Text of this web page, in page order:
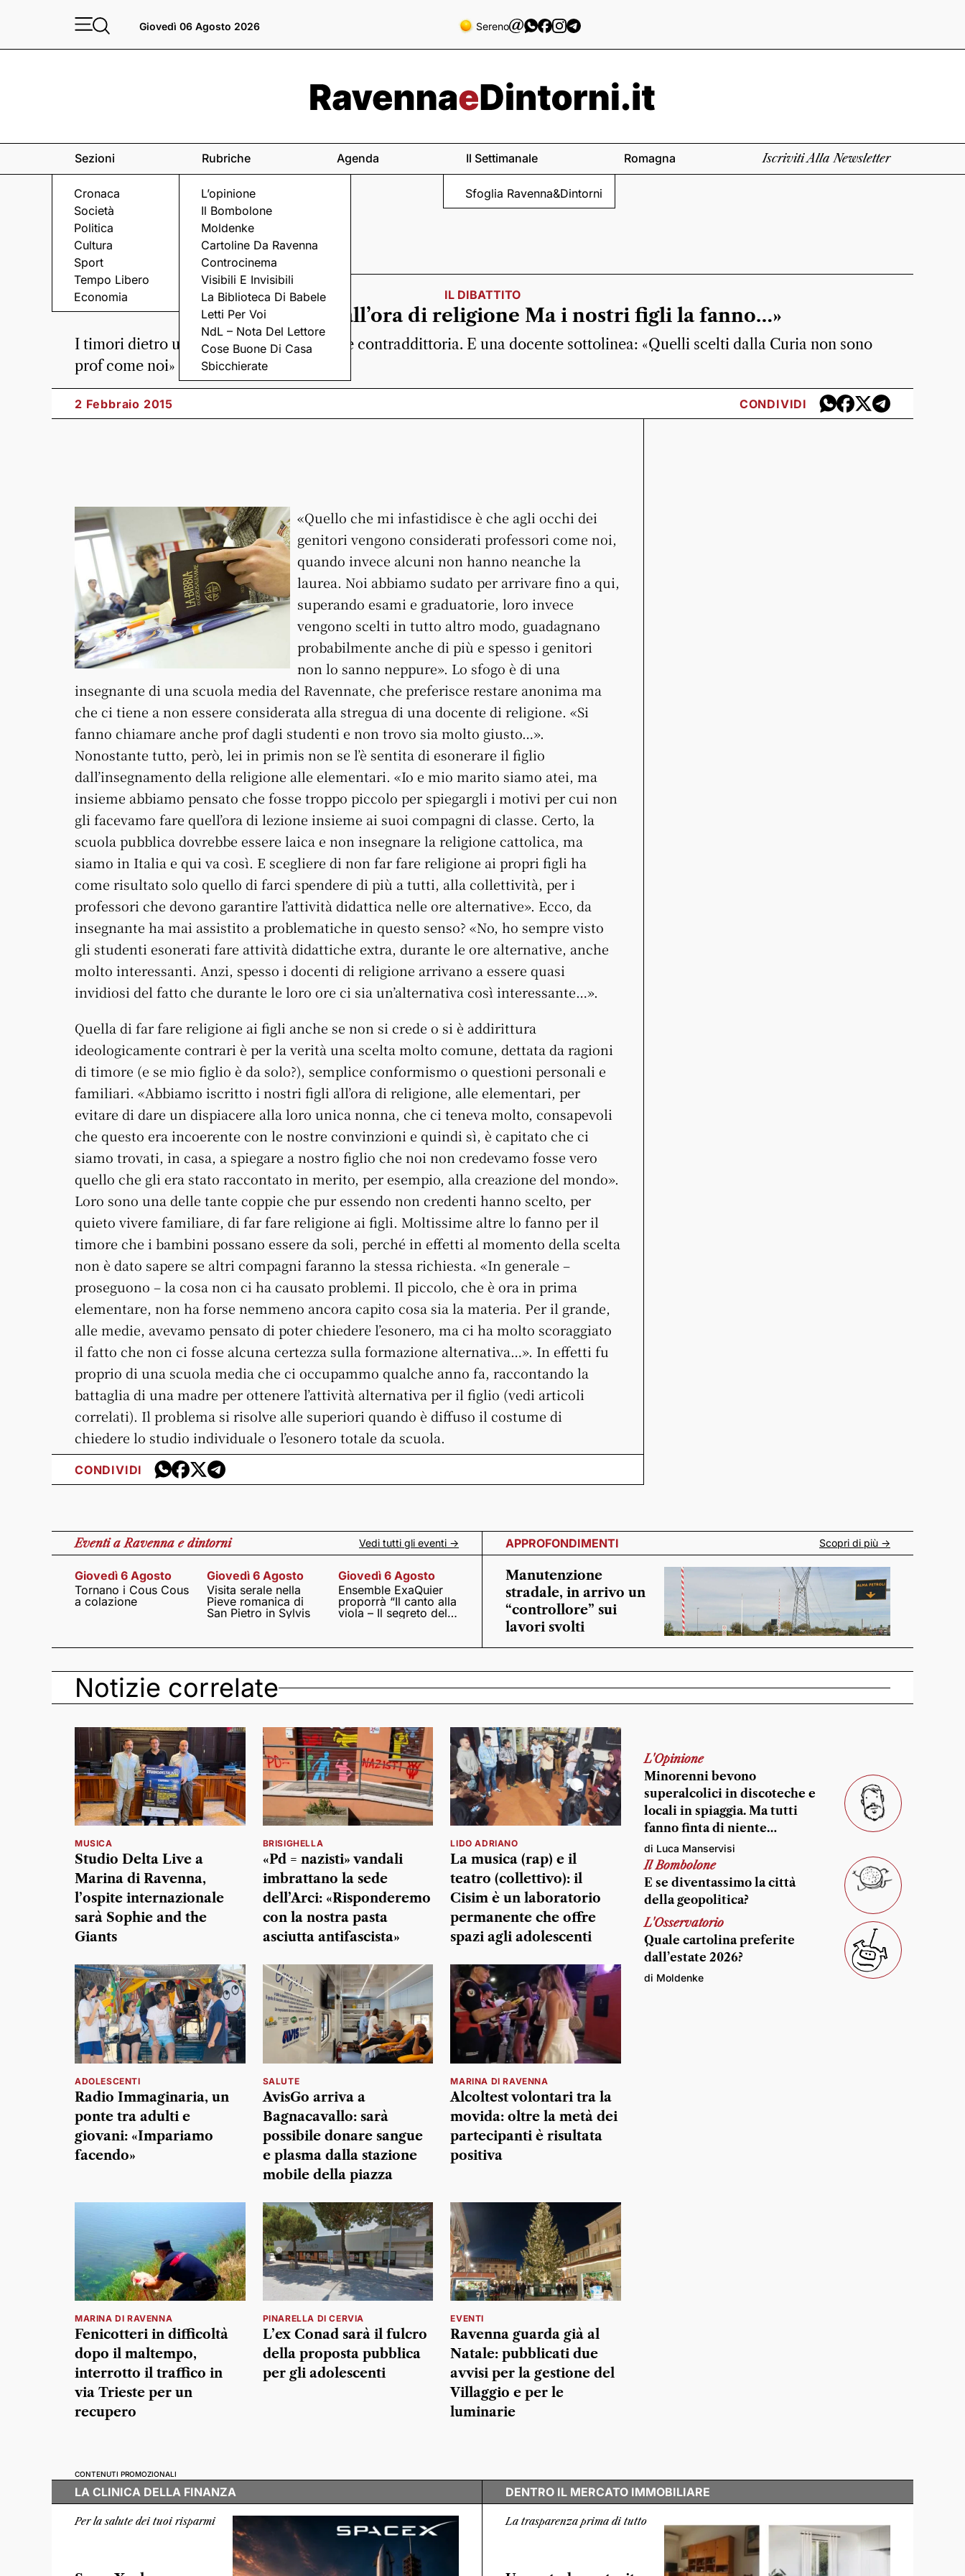
Giovedì 06 Agosto 2026 Sereno
Sezioni
Cronaca
Società
Politica
Cultura
Sport
Tempo Libero
Economia
Rubriche
L’opinione
Il Bombolone
Moldenke
Cartoline Da Ravenna
Controcinema
Visibili E Invisibili
La Biblioteca Di Babele
Letti Per Voi
NdL – Nota Del Lettore
Cose Buone Di Casa
Sbicchierate
Agenda Il Settimanale
Sfoglia Ravenna&Dintorni
Romagna Iscriviti Alla Newsletter
IL DIBATTITO
«Siamo contrari all’ora di religione Ma i nostri figli la fanno…»
I timori dietro una scelta apparentemente contraddittoria. E una docente sottolinea: «Quelli scelti dalla Curia non sono
prof come noi»
2 Febbraio 2015 CONDIVIDI
«Quello che mi infastidisce è che agli occhi dei
genitori vengono considerati professori come noi,
quando invece alcuni non hanno neanche la
laurea. Noi abbiamo sudato per arrivare fino a qui,
superando esami e graduatorie, loro invece
vengono scelti in tutto altro modo, guadagnano
probabilmente anche di più e spesso i genitori
non lo sanno neppure». Lo sfogo è di una
insegnante di una scuola media del Ravennate, che preferisce restare anonima ma
che ci tiene a non essere considerata alla stregua di una docente di religione. «Si
fanno chiamare anche prof dagli studenti e non trovo sia molto giusto…».
Nonostante tutto, però, lei in primis non se l’è sentita di esonerare il figlio
dall’insegnamento della religione alle elementari. «Io e mio marito siamo atei, ma
insieme abbiamo pensato che fosse troppo piccolo per spiegargli i motivi per cui non
gli facevamo fare quell’ora di lezione insieme ai suoi compagni di classe. Certo, la
scuola pubblica dovrebbe essere laica e non insegnare la religione cattolica, ma
siamo in Italia e qui va così. E scegliere di non far fare religione ai propri figli ha
come risultato solo quello di farci spendere di più a tutti, alla collettività, per i
professori che devono garantire l’attività didattica nelle ore alternative». Ecco, da
insegnante ha mai assistito a problematiche in questo senso? «No, ho sempre visto
gli studenti esonerati fare attività didattiche extra, durante le ore alternative, anche
molto interessanti. Anzi, spesso i docenti di religione arrivano a essere quasi
invidiosi del fatto che durante le loro ore ci sia un’alternativa così interessante…».
Quella di far fare religione ai figli anche se non si crede o si è addirittura
ideologicamente contrari è per la verità una scelta molto comune, dettata da ragioni
di timore (e se mio figlio è da solo?), semplice conformismo o questioni personali e
familiari. «Abbiamo iscritto i nostri figli all’ora di religione, alle elementari, per
evitare di dare un dispiacere alla loro unica nonna, che ci teneva molto, consapevoli
che questo era incoerente con le nostre convinzioni e quindi sì, è capitato che ci
siamo trovati, in casa, a spiegare a nostro figlio che noi non credevamo fosse vero
quello che gli era stato raccontato in merito, per esempio, alla creazione del mondo».
Loro sono una delle tante coppie che pur essendo non credenti hanno scelto, per
quieto vivere familiare, di far fare religione ai figli. Moltissime altre lo fanno per il
timore che i bambini possano essere da soli, perché in effetti al momento della scelta
non è dato sapere se altri compagni faranno la stessa richiesta. «In generale –
proseguono – la cosa non ci ha causato problemi. Il piccolo, che è ora in prima
elementare, non ha forse nemmeno ancora capito cosa sia la materia. Per il grande,
alle medie, avevamo pensato di poter chiedere l’esonero, ma ci ha molto scoraggiato
il fatto che non ci fosse alcuna certezza sulla formazione alternativa…». In effetti fu
proprio di una scuola media che ci occupammo qualche anno fa, raccontando la
battaglia di una madre per ottenere l’attività alternativa per il figlio (vedi articoli
correlati). Il problema si risolve alle superiori quando è diffuso il costume di
chiedere lo studio individuale o l’esonero totale da scuola.
CONDIVIDI
Eventia Ravenna e dintorni Vedi tutti gli eventi ->
Giovedì 6 Agosto
Tornano i Cous Cous
a colazione
Giovedì 6 Agosto
Visita serale nella
Pieve romanica di
San Pietro in Sylvis
Giovedì 6 Agosto
Ensemble ExaQuier
proporrà “Il canto alla
viola – Il segreto del
APPROFONDIMENTI Scopri di più ->
Manutenzione
stradale, in arrivo un
“controllore” sui
lavori svolti
Notizie correlate
MUSICA
Studio Delta Live a
Marina di Ravenna,
l’ospite internazionale
sarà Sophie and the
Giants
BRISIGHELLA
«Pd = nazisti» vandali
imbrattano la sede
dell’Arci: «Risponderemo
con la nostra pasta
asciutta antifascista»
LIDO ADRIANO
La musica (rap) e il
teatro (collettivo): il
Cisim è un laboratorio
permanente che offre
spazi agli adolescenti
ADOLESCENTI
Radio Immaginaria, un
ponte tra adulti e
giovani: «Impariamo
facendo»
SALUTE
AvisGo arriva a
Bagnacavallo: sarà
possibile donare sangue
e plasma dalla stazione
mobile della piazza
MARINA DI RAVENNA
Alcoltest volontari tra la
movida: oltre la metà dei
partecipanti è risultata
positiva
MARINA DI RAVENNA
Fenicotteri in difficoltà
dopo il maltempo,
interrotto il traffico in
via Trieste per un
recupero
PINARELLA DI CERVIA
L’ex Conad sarà il fulcro
della proposta pubblica
per gli adolescenti
EVENTI
Ravenna guarda già al
Natale: pubblicati due
avvisi per la gestione del
Villaggio e per le
luminarie
L'Opinione
Minorenni bevono
superalcolici in discoteche e
locali in spiaggia. Ma tutti
fanno finta di niente…
di Luca Manservisi
Il Bombolone
E se diventassimo la città
della geopolitica?
L'Osservatorio
Quale cartolina preferite
dall’estate 2026?
di Moldenke
CONTENUTI PROMOZIONALI
LA CLINICA DELLA FINANZA
Per la salute dei tuoi risparmi
DENTRO IL MERCATO IMMOBILIARE
La trasparenza prima di tutto